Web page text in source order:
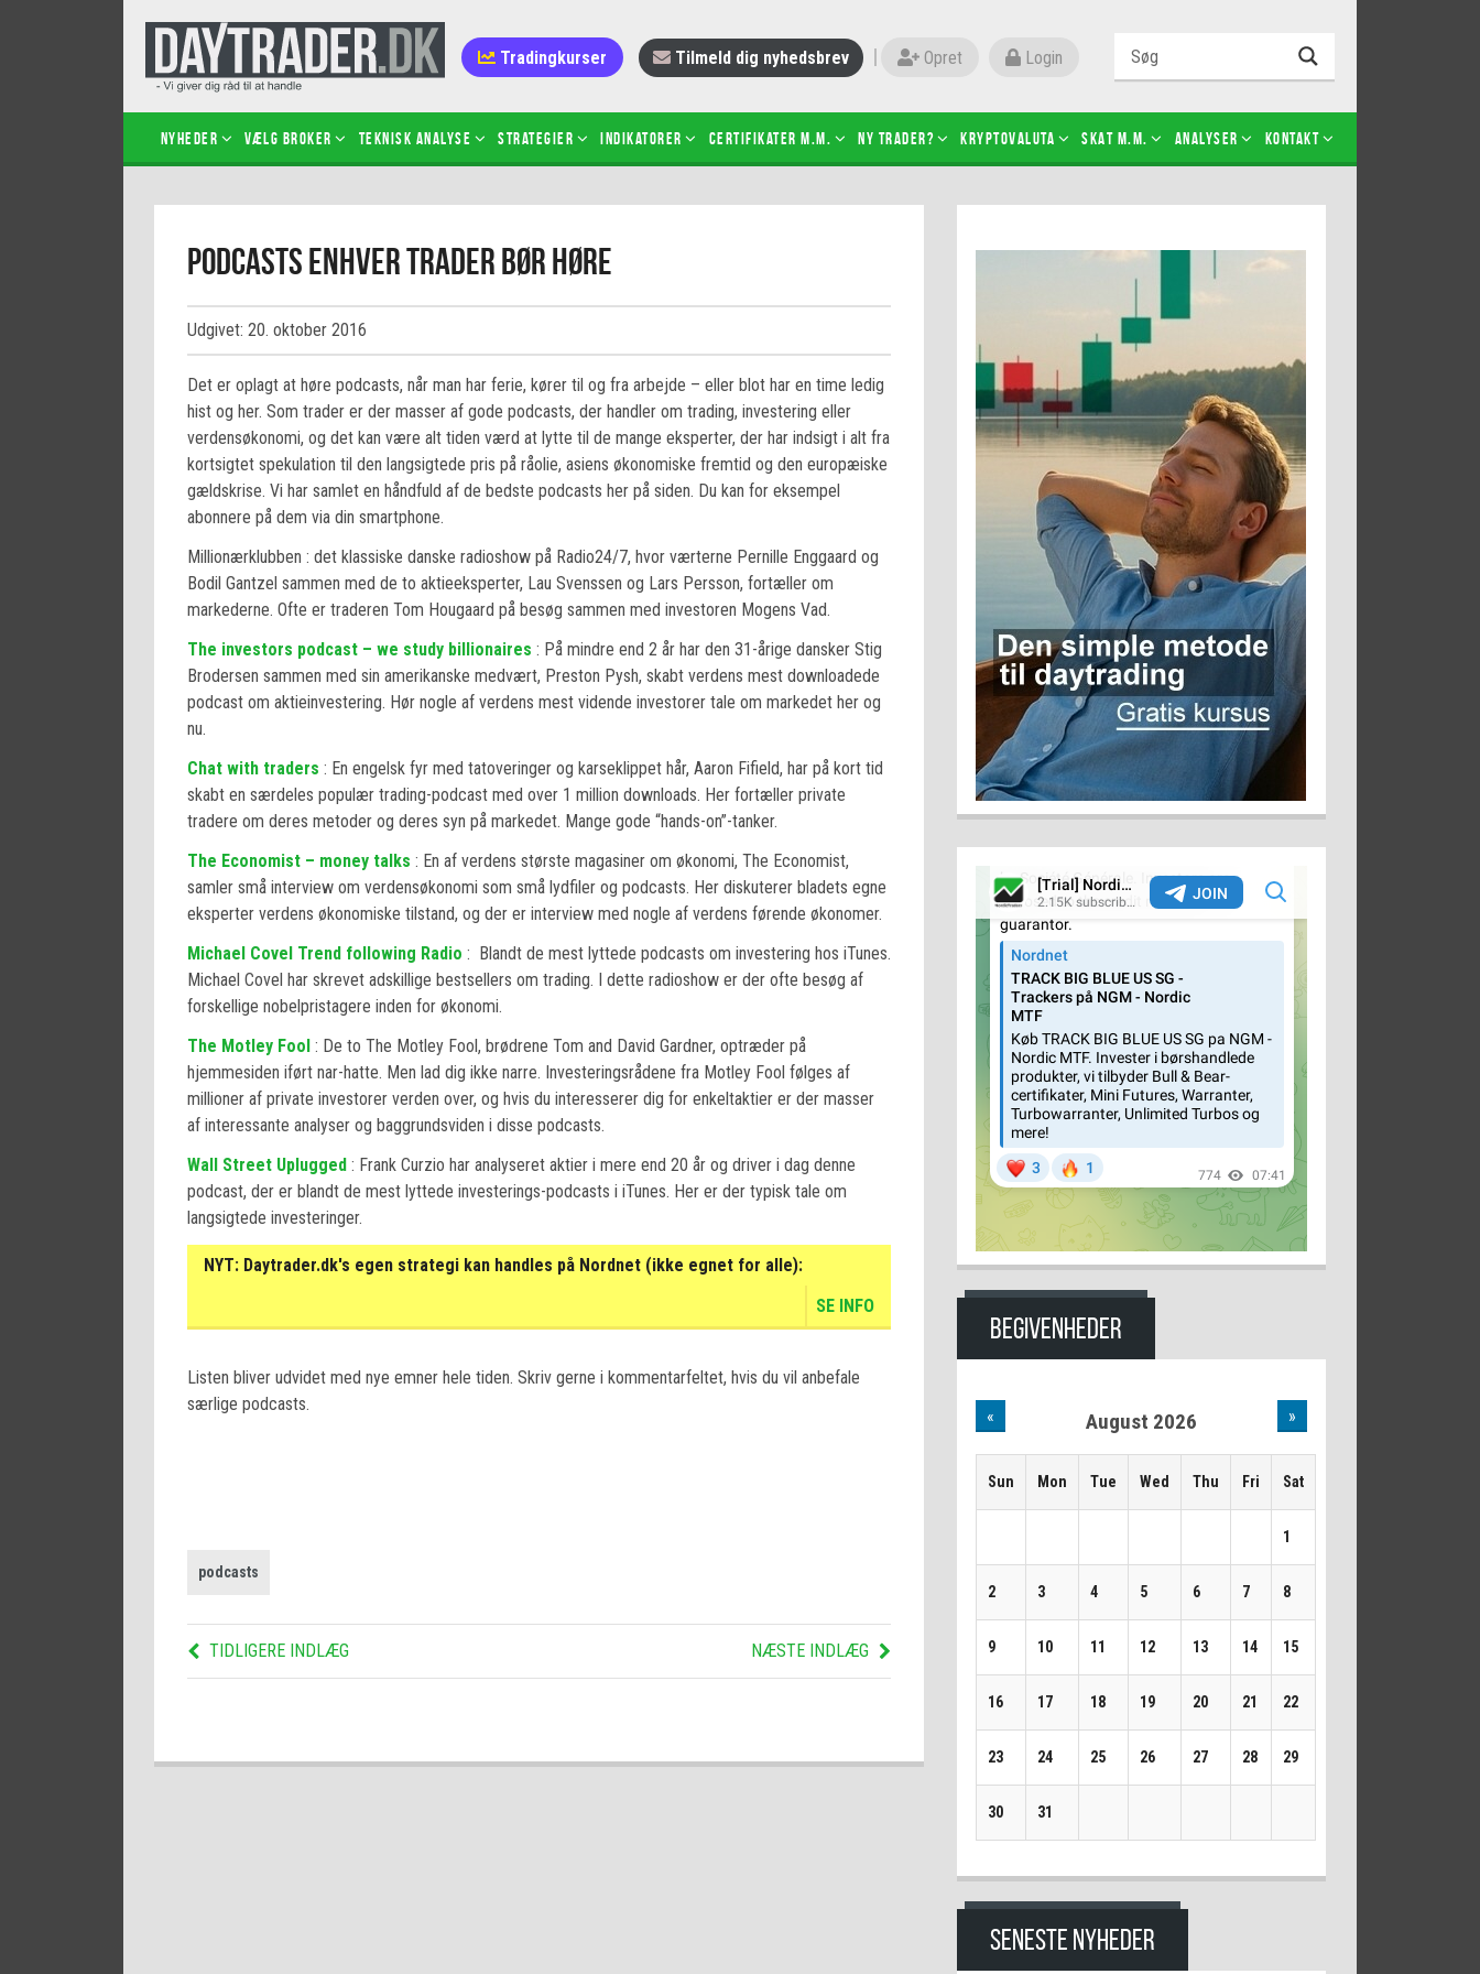
Tradingkurser Tilmeld dig nyhedsbrev Opret Login
Nyheder Vælg broker Teknisk analyse Strategier Indikatorer Certifikater m.m. Ny trader?
Kopiér de bedste tradere og
investorer
Sådan bruges stop-loss
Sådan fungerer BULL & BEAR-
certifikater
Det betyder de nye ESMA-regler
Gearing af aktier – hvad er det?
Futures-kontrakter
Kopier Jeppe Kirk Bonde
Kryptovaluta SKAT m.m. Analyser Kontakt
Podcasts enhver trader bør høre
Udgivet: 20. oktober 2016
Det er oplagt at høre podcasts, når man har ferie, kører til og fra arbejde – eller blot har en time ledig
hist og her. Som trader er der masser af gode podcasts, der handler om trading, investering eller
verdensøkonomi, og det kan være alt tiden værd at lytte til de mange eksperter, der har indsigt i alt fra
kortsigtet spekulation til den langsigtede pris på råolie, asiens økonomiske fremtid og den europæiske
gældskrise. Vi har samlet en håndfuld af de bedste podcasts her på siden. Du kan for eksempel
abonnere på dem via din smartphone.
Millionærklubben : det klassiske danske radioshow på Radio24/7, hvor værterne Pernille Enggaard og
Bodil Gantzel sammen med de to aktieeksperter, Lau Svenssen og Lars Persson, fortæller om
markederne. Ofte er traderen Tom Hougaard på besøg sammen med investoren Mogens Vad.
The investors podcast – we study billionaires : På mindre end 2 år har den 31-årige dansker Stig
Brodersen sammen med sin amerikanske medvært, Preston Pysh, skabt verdens mest downloadede
podcast om aktieinvestering. Hør nogle af verdens mest vidende investorer tale om markedet her og
nu.
Chat with traders : En engelsk fyr med tatoveringer og karseklippet hår, Aaron Fifield, har på kort tid
skabt en særdeles populær trading-podcast med over 1 million downloads. Her fortæller private
tradere om deres metoder og deres syn på markedet. Mange gode “hands-on”-tanker.
The Economist – money talks : En af verdens største magasiner om økonomi, The Economist,
samler små interview om verdensøkonomi som små lydfiler og podcasts. Her diskuterer bladets egne
eksperter verdens økonomiske tilstand, og der er interview med nogle af verdens førende økonomer.
Michael Covel Trend following Radio : Blandt de mest lyttede podcasts om investering hos iTunes.
Michael Covel har skrevet adskillige bestsellers om trading. I dette radioshow er der ofte besøg af
forskellige nobelpristagere inden for økonomi.
The Motley Fool : De to The Motley Fool, brødrene Tom and David Gardner, optræder på
hjemmesiden iført nar-hatte. Men lad dig ikke narre. Investeringsrådene fra Motley Fool følges af
millioner af private investorer verden over, og hvis du interesserer dig for enkeltaktier er der masser
af interessante analyser og baggrundsviden i disse podcasts.
Wall Street Uplugged : Frank Curzio har analyseret aktier i mere end 20 år og driver i dag denne
podcast, der er blandt de mest lyttede investerings-podcasts i iTunes. Her er der typisk tale om
langsigtede investeringer.
NYT: Daytrader.dk's egen strategi kan handles på Nordnet (ikke egnet for alle):
SE INFO
Listen bliver udvidet med nye emner hele tiden. Skriv gerne i kommentarfeltet, hvis du vil anbefale
særlige podcasts.
podcasts
TIDLIGERE INDLÆG NÆSTE INDLÆG
BEGIVENHEDER
« August 2026 »
Sun Mon Tue Wed Thu Fri Sat
1
2 3 4 5 6 7 8
9 10 11 12 13 14 15
16 17 18 19 20 21 22
23 24 25 26 27 28 29
30 31
SENESTE NYHEDER